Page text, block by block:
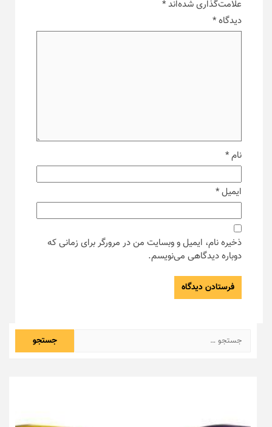
علامت‌گذاری شده‌اند*
دیدگاه*
نام*
ایمیل*
ذخیره نام، ایمیل و وبسایت من در مرورگر برای زمانی که
دوباره دیدگاهی می‌نویسم.
جستجو
برای: